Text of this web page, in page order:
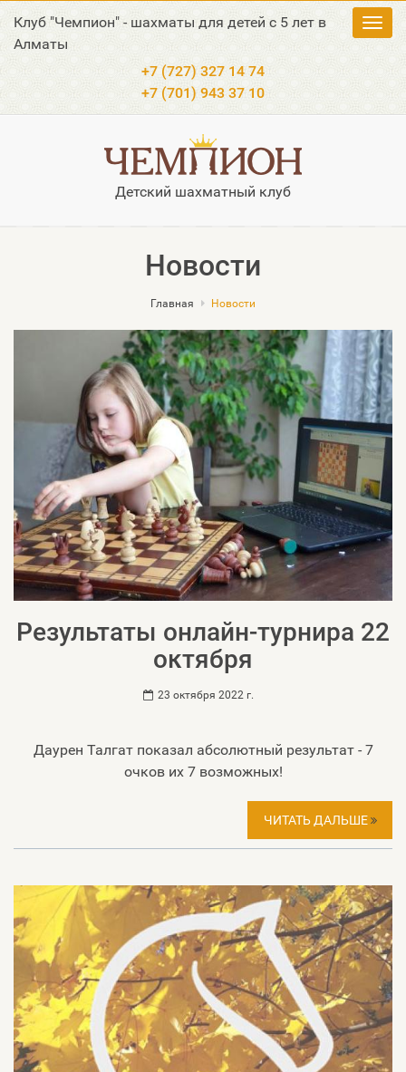
Клуб "Чемпион" - шахматы для детей с 5 лет в
Алматы
+7 (727) 327 14 74
+7 (701) 943 37 10
Детский шахматный клуб
Новости
Главная Новости
Результаты онлайн-турнира 22
октября
23 октября 2022 г.
Даурен Талгат показал абсолютный результат - 7
очков их 7 возможных!
ЧИТАТЬ ДАЛЬШЕ